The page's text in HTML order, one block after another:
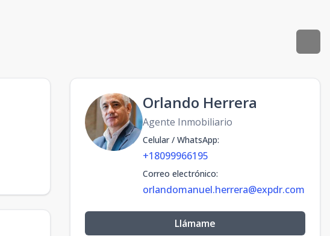
Orlando Herrera
Agente Inmobiliario
Celular / WhatsApp:
+18099966195
Correo electrónico:
orlandomanuel.herrera@expdr.com
Llámame